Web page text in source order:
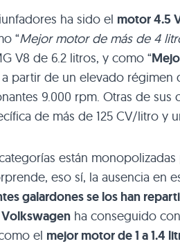
ha sido el motor 4.5
“Mejor motor de más de 4
V8 de 6.2 litros, y como “
partir de un elevado
9.000 rpm. Otras de
de más de 125 CV/litro y
están
eso sí, la ausencia en
galardones se los han
Volkswagen ha conseguido
el mejor motor de 1 a 1.4